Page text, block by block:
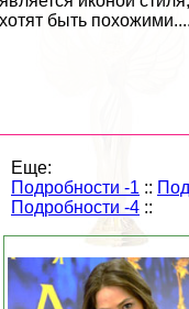
хотят быть
Еще:
Подробности -1 ::
Подробности -4 ::